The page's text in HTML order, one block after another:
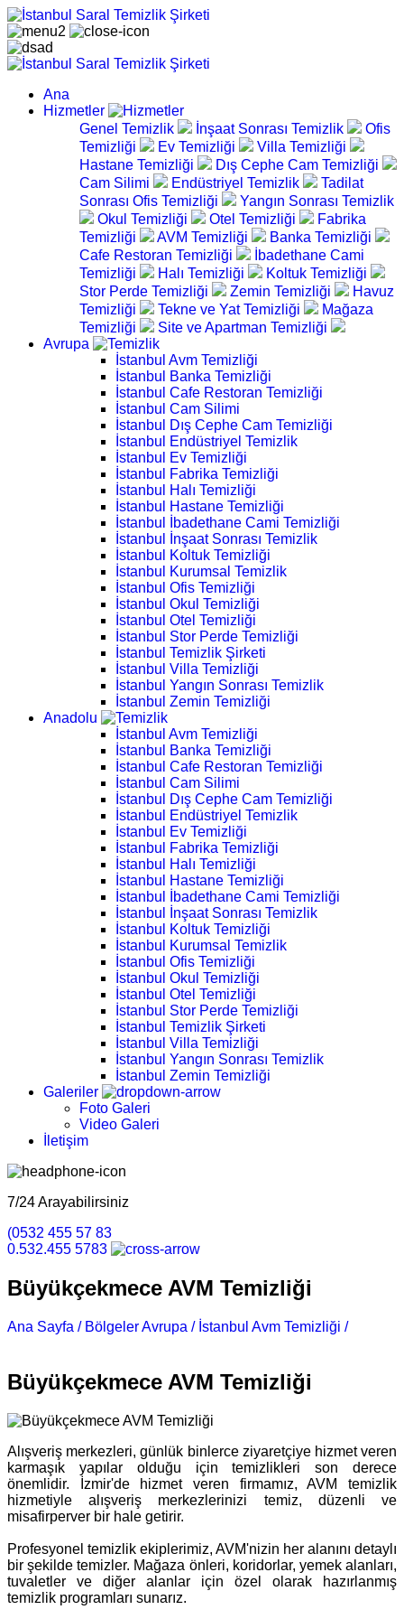
Ana
Hizmetler
Genel Temizlik
İnşaat Sonrası Temizlik
Ofis
Temizliği
Ev Temizliği
Villa Temizliği
Hastane Temizliği
Dış Cephe Cam Temizliği
Cam Silimi
Endüstriyel Temizlik
Tadilat
Sonrası Ofis Temizliği
Yangın Sonrası Temizlik
Okul Temizliği
Otel Temizliği
Fabrika
Temizliği
AVM Temizliği
Banka Temizliği
Cafe Restoran Temizliği
İbadethane Cami
Temizliği
Halı Temizliği
Koltuk Temizliği
Stor Perde Temizliği
Zemin Temizliği
Havuz
Temizliği
Tekne ve Yat Temizliği
Mağaza
Temizliği
Site ve Apartman Temizliği
Avrupa
İstanbul Avm Temizliği
İstanbul Banka Temizliği
İstanbul Cafe Restoran Temizliği
İstanbul Cam Silimi
İstanbul Dış Cephe Cam Temizliği
İstanbul Endüstriyel Temizlik
İstanbul Ev Temizliği
İstanbul Fabrika Temizliği
İstanbul Halı Temizliği
İstanbul Hastane Temizliği
İstanbul İbadethane Cami Temizliği
İstanbul İnşaat Sonrası Temizlik
İstanbul Koltuk Temizliği
İstanbul Kurumsal Temizlik
İstanbul Ofis Temizliği
İstanbul Okul Temizliği
İstanbul Otel Temizliği
İstanbul Stor Perde Temizliği
İstanbul Temizlik Şirketi
İstanbul Villa Temizliği
İstanbul Yangın Sonrası Temizlik
İstanbul Zemin Temizliği
Anadolu
İstanbul Avm Temizliği
İstanbul Banka Temizliği
İstanbul Cafe Restoran Temizliği
İstanbul Cam Silimi
İstanbul Dış Cephe Cam Temizliği
İstanbul Endüstriyel Temizlik
İstanbul Ev Temizliği
İstanbul Fabrika Temizliği
İstanbul Halı Temizliği
İstanbul Hastane Temizliği
İstanbul İbadethane Cami Temizliği
İstanbul İnşaat Sonrası Temizlik
İstanbul Koltuk Temizliği
İstanbul Kurumsal Temizlik
İstanbul Ofis Temizliği
İstanbul Okul Temizliği
İstanbul Otel Temizliği
İstanbul Stor Perde Temizliği
İstanbul Temizlik Şirketi
İstanbul Villa Temizliği
İstanbul Yangın Sonrası Temizlik
İstanbul Zemin Temizliği
Galeriler
Foto Galeri
Video Galeri
İletişim
7/24 Arayabilirsiniz
(0532 455 57 83
0.532.455 5783
Büyükçekmece AVM Temizliği
Ana Sayfa / Bölgeler Avrupa / İstanbul Avm Temizliği /
Büyükçekmece AVM Temizliği
Alışveriş merkezleri, günlük binlerce ziyaretçiye hizmet veren
karmaşık yapılar olduğu için temizlikleri son derece
önemlidir. İzmir'de hizmet veren firmamız, AVM temizlik
hizmetiyle alışveriş merkezlerinizi temiz, düzenli ve
misafirperver bir hale getirir.
Profesyonel temizlik ekiplerimiz, AVM'nizin her alanını detaylı
bir şekilde temizler. Mağaza önleri, koridorlar, yemek alanları,
tuvaletler ve diğer alanlar için özel olarak hazırlanmış
temizlik programları sunarız.